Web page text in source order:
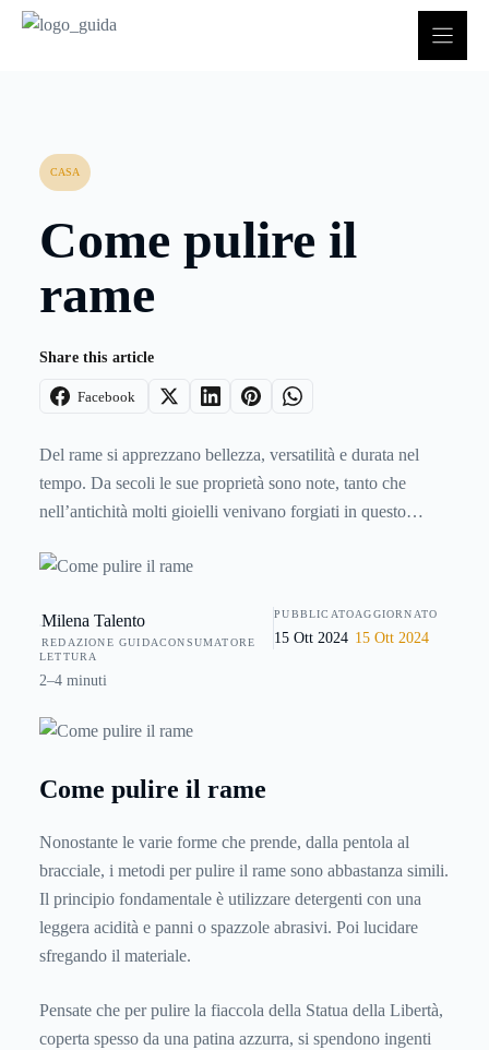
CASA
Come pulire il
rame
Share this article
Facebook
Del rame si apprezzano bellezza, versatilità e durata nel
tempo. Da secoli le sue proprietà sono note, tanto che
nell’antichità molti gioielli venivano forgiati in questo
pentole e padelle in rame sono molto apprezzate dagli chef
ed è estremamente malleabile. Sia la tecnologia che l’arte
sfruttano le sue capacità uniche. Tuttavia, il rame ha un
problema, si ossida, diventando color verde o azzurrino.
tempo.
Milena Talento
REDAZIONE GUIDACONSUMATORE
PUBBLICATO
15 Ott 2024
AGGIORNATO
15 Ott 2024
LETTURA
2–4 minuti
Come pulire il rame
Nonostante le varie forme che prende, dalla pentola al
bracciale, i metodi per pulire il rame sono abbastanza simili.
Il principio fondamentale è utilizzare detergenti con una
leggera acidità e panni o spazzole abrasivi. Poi lucidare
sfregando il materiale.
Pensate che per pulire la fiaccola della Statua della Libertà,
coperta spesso da una patina azzurra, si spendono ingenti